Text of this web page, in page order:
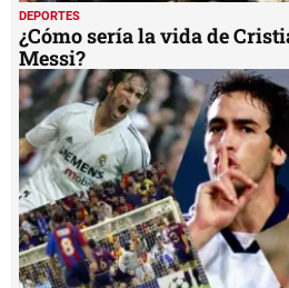
DEPORTES
¿Cómo sería la vida de
Messi?